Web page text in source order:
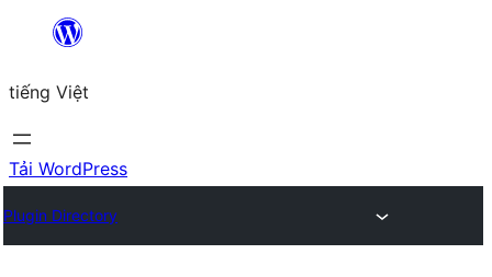
Chuyển
phần
nội
dung
tiếng Việt
Tải WordPress
Plugin Directory